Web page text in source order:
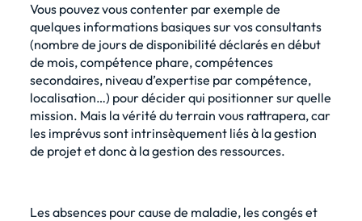
Vous pouvez vous contenter par exemple de
quelques informations basiques sur vos consultants
(nombre de jours de disponibilité déclarés en début
de mois, compétence phare, compétences
secondaires, niveau d’expertise par compétence,
localisation…) pour décider qui positionner sur quelle
mission. Mais la vérité du terrain vous rattrapera, car
les imprévus sont intrinsèquement liés à la gestion
de projet et donc à la gestion des ressources.
Les absences pour cause de maladie, les congés et